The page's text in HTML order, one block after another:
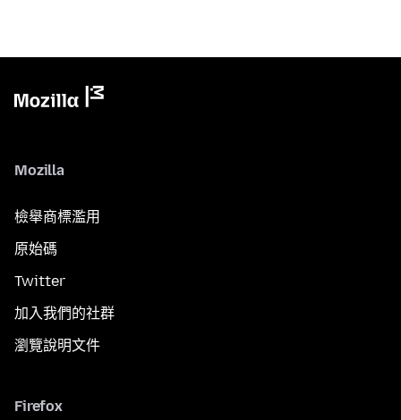
Mozilla
檢舉商標濫用
原始碼
Twitter
加入我們的社群
瀏覽說明文件
Firefox